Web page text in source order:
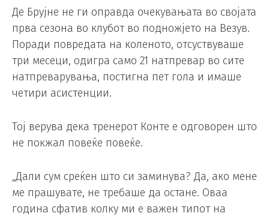
Де Брујне не ги оправда очекувањата во својата
прва сезона во клубот во подножјето на Везув.
Поради повредата на коленото, отсуствуваше
три месеци, одигра само 21 натпревар во сите
натпреварувања, постигна пет гола и имаше
четири асистенции.
Тој верува дека тренерот Конте е одговорен што
не покжал повеќе повеќе.
„Дали сум среќен што си заминува? Да, ако мене
ме прашувате, не требаше да остане. Оваа
година сфатив колку ми е важен типот на